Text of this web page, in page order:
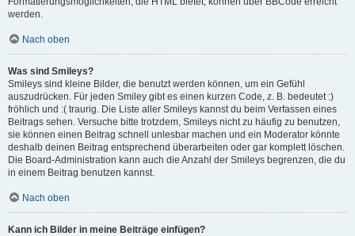
werden.
Nach oben
Was sind Smileys?
Smileys sind kleine Bilder, die benutzt werden können, um ein Gefühl
auszudrücken. Für jeden Smiley gibt es einen kurzen Code, z. B. bedeutet :)
fröhlich und :( traurig. Die Liste aller Smileys kannst du beim Verfassen eines
Beitrags sehen. Versuche bitte trotzdem, Smileys nicht zu häufig zu benutzen,
sie können einen Beitrag schnell unlesbar machen und ein Moderator könnte
deshalb deinen Beitrag entsprechend überarbeiten oder gar komplett löschen.
Die Board-Administration kann auch die Anzahl der Smileys begrenzen, die du
in einem Beitrag benutzen kannst.
Nach oben
Kann ich Bilder in meine Beiträge einfügen?